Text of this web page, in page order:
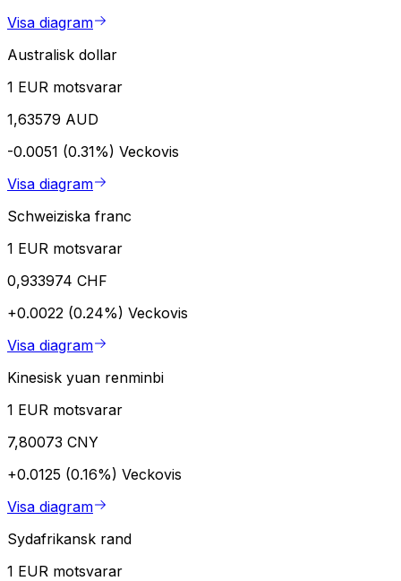
Visa diagram
Australisk dollar
1 EUR motsvarar
1,63579 AUD
-0.0051 (0.31%) Veckovis
Visa diagram
Schweiziska franc
1 EUR motsvarar
0,933974 CHF
+0.0022 (0.24%) Veckovis
Visa diagram
Kinesisk yuan renminbi
1 EUR motsvarar
7,80073 CNY
+0.0125 (0.16%) Veckovis
Visa diagram
Sydafrikansk rand
1 EUR motsvarar